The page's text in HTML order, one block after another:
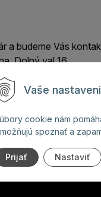
Vaše
cookie nám
spoznať a
Prijať Nastaviť
a budeme Vás
Dolný val 16